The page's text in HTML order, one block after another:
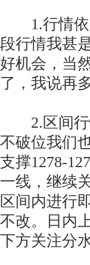
1.行情依
段行情我甚
好机会，当
了，我说再
2.区间行
不破位我们
支撑1278-
一线，继续
区间内进行
不改。日内
下方关注分